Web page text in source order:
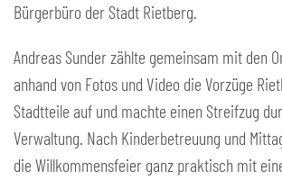
Bürgerbüro der Stadt Rietberg.
Andreas Sunder zählte gemeinsam mit den
anhand von Fotos und Video die Vorzüge
Stadtteile auf und machte einen Streifzug
Verwaltung. Nach Kinderbetreuung und
die Willkommensfeier ganz praktisch mit